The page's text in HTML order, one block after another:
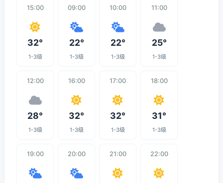
15:00
32°
1-3级
09:00
22°
1-3级
10:00
22°
1-3级
11:00
25°
1-3级
12:00
28°
1-3级
16:00
32°
1-3级
17:00
32°
1-3级
18:00
31°
1-3级
19:00 20:00 21:00 22:00